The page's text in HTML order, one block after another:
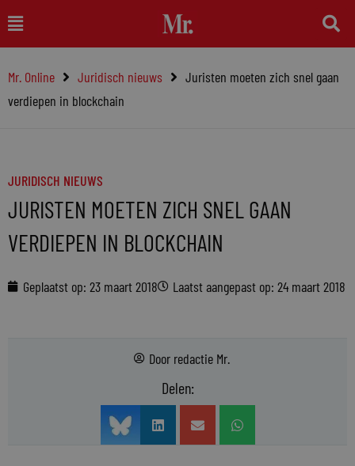
naar
inhoud
Main
Menu
Mr. Online Juridisch nieuws
Juristen moeten zich snel gaan
verdiepen in blockchain
JURIDISCH NIEUWS
JURISTEN MOETEN ZICH SNEL GAAN
VERDIEPEN IN BLOCKCHAIN
Geplaatst op: 23 maart 2018 Laatst aangepast op: 24 maart 2018
Door redactie Mr.
Delen: